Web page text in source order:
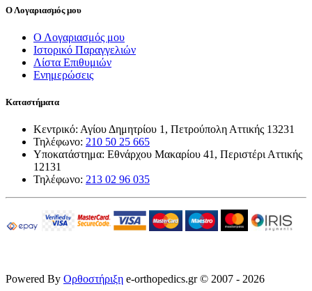
Ο Λογαριασμός μου
Ο Λογαριασμός μου
Ιστορικό Παραγγελιών
Λίστα Επιθυμιών
Ενημερώσεις
Καταστήματα
Κεντρικό: Αγίου Δημητρίου 1, Πετρούπολη Αττικής 13231
Τηλέφωνο: 210 50 25 665
Υποκατάστημα: Εθνάρχου Μακαρίου 41, Περιστέρι Αττικής
12131
Τηλέφωνο: 213 02 96 035
Powered By Ορθοστήριξη e-orthopedics.gr © 2007 - 2026